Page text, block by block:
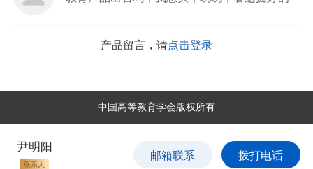
产品留言，请点击登录
尹明阳
邮箱联系 拨打电话
中国高等教育学会版权所有